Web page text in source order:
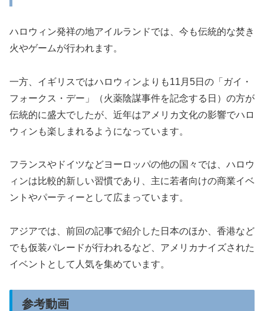
ハロウィン発祥の地アイルランドでは、今も伝統的な焚き
火やゲームが行われます。
一方、イギリスではハロウィンよりも11月5日の「ガイ・
フォークス・デー」（火薬陰謀事件を記念する日）の方が
伝統的に盛大でしたが、近年はアメリカ文化の影響でハロ
ウィンも楽しまれるようになっています。
フランスやドイツなどヨーロッパの他の国々では、ハロウ
ィンは比較的新しい習慣であり、主に若者向けの商業イベ
ントやパーティーとして広まっています。
アジアでは、前回の記事で紹介した日本のほか、香港など
でも仮装パレードが行われるなど、アメリカナイズされた
イベントとして人気を集めています。
参考動画